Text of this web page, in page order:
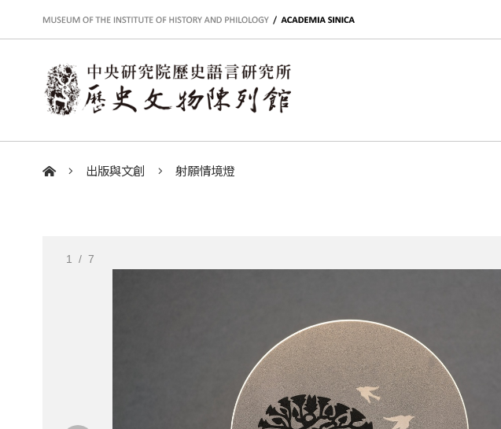
:::
出版與文創 射願情境燈
1 / 7